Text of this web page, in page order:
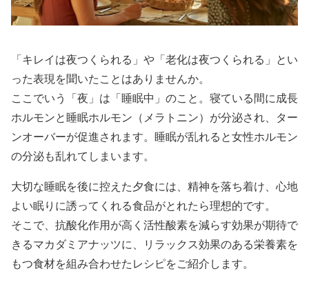
「キレイは夜つくられる」や「老化は夜つくられる」とい
った表現を聞いたことはありませんか。
ここでいう「夜」は「睡眠中」のこと。寝ている間に成長
ホルモンと睡眠ホルモン（メラトニン）が分泌され、ター
ンオーバーが促進されます。睡眠が乱れると女性ホルモン
の分泌も乱れてしまいます。
大切な睡眠を後に控えた夕食には、精神を落ち着け、心地
よい眠りに誘ってくれる食品がとれたら理想的です。
そこで、抗酸化作用が高く活性酸素を減らす効果が期待で
きるマカダミアナッツに、リラックス効果のある栄養素を
もつ食材を組み合わせたレシピをご紹介します。